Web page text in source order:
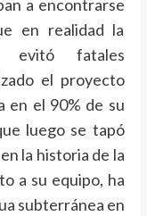
a encontrarse
en realidad la
evitó fatales
el proyecto
en el 90% de su
luego se tapó
la historia de la
a su equipo, ha
subterránea en